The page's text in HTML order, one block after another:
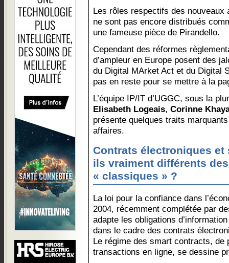
Les rôles respectifs des nouveaux
ne sont pas encore distribués
une fameuse pièce de Pirandello.
Cependant des réformes
d’ampleur en Europe posent des
du Digital MArket Act et du Digital
pas en reste pour se mettre à la
L’équipe IP/IT d’UGGC, sous la
Elisabeth Logeais, Corinne
présente quelques traits
affaires.
Contrats électroniques
ils vraiment différents
« classiques » ?
La loi pour la confiance dans
2004, récemment complétée par
adapte les obligations
dans le cadre des contrats
Le régime des smart contracts,
transactions en ligne, se dessine